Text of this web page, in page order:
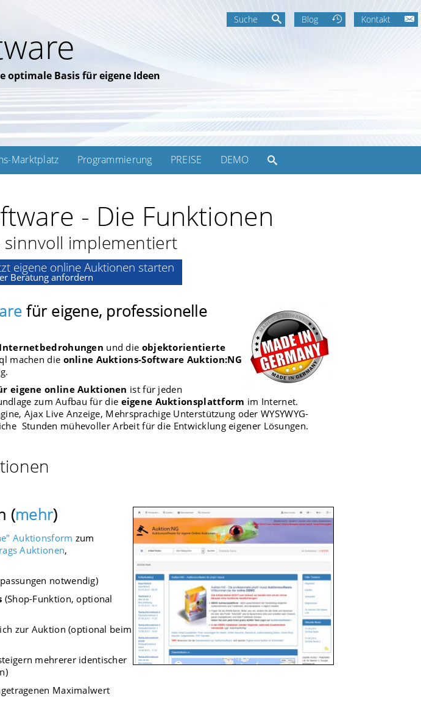
optimale Basis für eigene Ideen
Suche Blog Kontakt
Marktplatz Programmierung PREISE DEMO
- Die Funktionen
sinnvoll implementiert
eigene online Auktionen starten
Beratung anfordern
für eigene, professionelle
und die objektorientierte
machen die online Auktions-Software Auktion:NG
eigene online Auktionen ist für jeden
zum Aufbau für die eigene Auktionsplattform im Internet.
Ajax Live Anzeige, Mehrsprachige Unterstützung oder WYSYWYG-
Stunden mühevoller Arbeit für die Entwicklung eigener Lösungen.
(mehr)
Auktionsform zum
Auktionen,
notwendig)
(Shop-Funktion, optional
zur Auktion (optional beim
mehrerer identischer
Maximalwert